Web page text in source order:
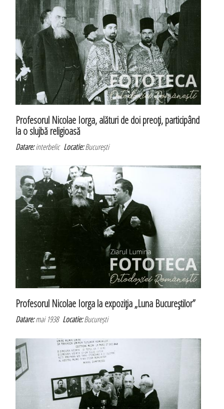
Profesorul Nicolae Iorga, alături de doi preoţi, participând
la o slujbă religioasă
Datare:interbelicLocatie:București
Profesorul Nicolae Iorga la expoziţia „Luna Bucureştilor”
Datare:mai 1938Locatie:București